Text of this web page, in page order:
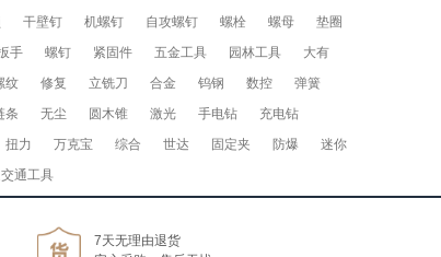
干壁钉 机螺钉 自攻螺钉 螺栓 螺母
垫圈
手 螺钉 紧固件 五金工具 园林工具
大有
纹 修复 立铣刀 合金 钨钢 数控
弹簧
条 无尘 圆木锥 激光 手电钻
充电钻
扭力 万克宝 综合 世达 固定夹 防爆
迷你
通工具
7天无理由退货